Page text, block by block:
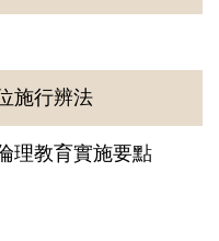
施行辨法
理教育實施要點